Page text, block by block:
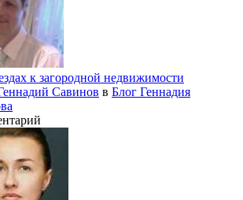
к загородной недвижимости
Савинов в Блог Геннадия